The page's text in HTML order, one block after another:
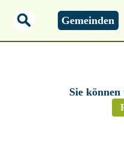
Gemeinden
Sie